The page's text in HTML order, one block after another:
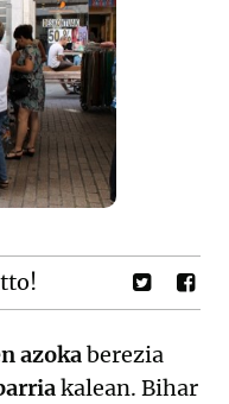
azokaberezia
kalean. Bihar